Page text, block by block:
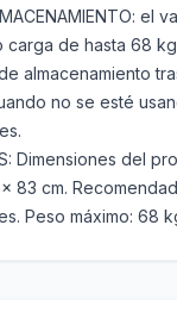
el
carga de hasta 68
almacenamiento
no se esté
Dimensiones del
83 cm.
Peso máximo: 68